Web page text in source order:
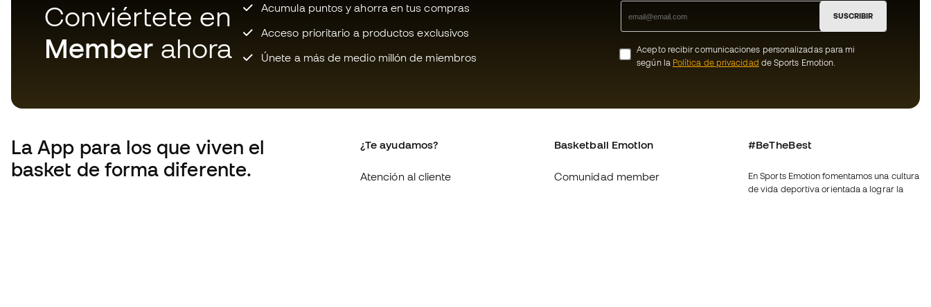
Conviértete en
Member ahora
Acumula puntos y ahorra en tus compras
Acceso prioritario a productos exclusivos
Únete a más de medio millón de miembros
SUSCRIBIR
Acepto recibir comunicaciones personalizadas para mi
según la Política de privacidad de Sports Emotion.
La App para los que viven el
basket de forma diferente.
¿Te ayudamos?
Atención al cliente
Basketball Emotion
Comunidad member
#BeTheBest
En Sports Emotion fomentamos una cultura
de vida deportiva orientada a lograr la